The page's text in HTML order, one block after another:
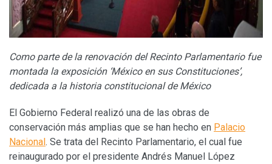
Como parte de la renovación del Recinto Parlamentario fue
montada la exposición ‘México en sus Constituciones’,
dedicada a la historia constitucional de México
El Gobierno Federal realizó una de las obras de
conservación más amplias que se han hecho en Palacio
Nacional. Se trata del Recinto Parlamentario, el cual fue
reinaugurado por el presidente Andrés Manuel López